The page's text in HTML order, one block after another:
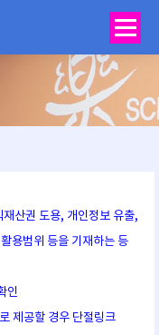
here:
산권 도용, 개인정보 유출,
용범위 등을 기재하는 등
인
제공할 경우 단절링크